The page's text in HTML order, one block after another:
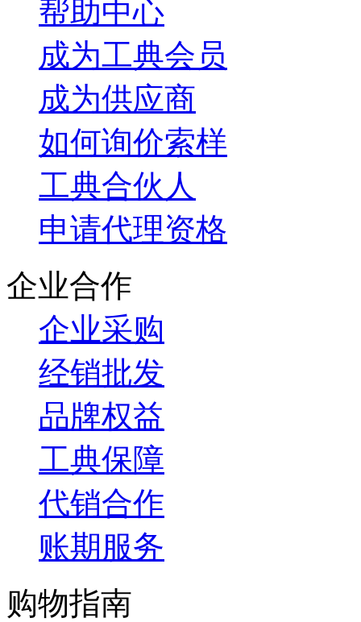
帮助中心
成为工典会员
成为供应商
如何询价索样
工典合伙人
申请代理资格
企业合作
企业采购
经销批发
品牌权益
工典保障
代销合作
账期服务
购物指南